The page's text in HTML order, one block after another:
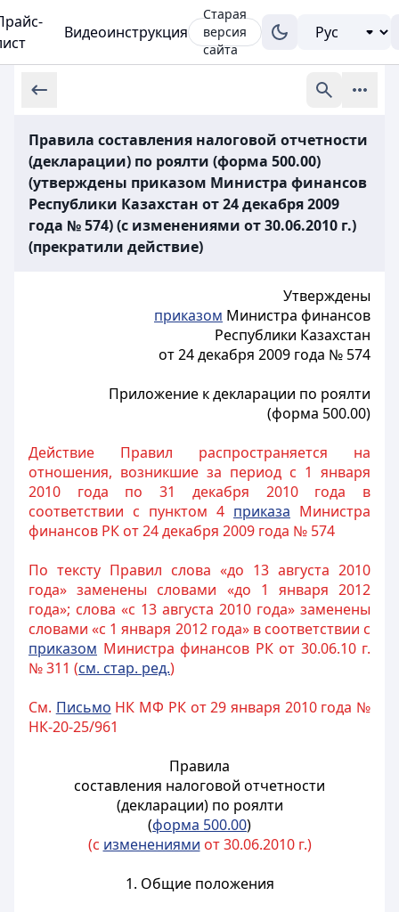
Видеоинструкция
Старая
версия
сайта
Правила составления налоговой отчетности
(декларации) по роялти (форма 500.00)
(утверждены приказом Министра финансов
Республики Казахстан от 24 декабря 2009
года № 574) (с изменениями от 30.06.2010 г.)
(прекратили действие)
Утверждены
приказом Министра финансов
Республики Казахстан
от 24 декабря 2009 года № 574
Приложение к декларации по роялти
(форма 500.00)
Действие Правил распространяется на
отношения, возникшие за период с 1 января
2010 года по 31 декабря 2010 года в
соответствии с пунктом 4 приказа Министра
финансов РК от 24 декабря 2009 года № 574
По тексту Правил слова «до 13 августа 2010
года» заменены словами «до 1 января 2012
года»; слова «с 13 августа 2010 года» заменены
словами «с 1 января 2012 года» в соответствии с
приказом Министра финансов РК от 30.06.10 г.
№ 311 (см. стар. ред.)
См. Письмо НК МФ РК от 29 января 2010 года №
НК-20-25/961
Правила
составления налоговой отчетности
(декларации) по роялти
(форма 500.00)
(с изменениями от 30.06.2010 г.)
1. Общие положения